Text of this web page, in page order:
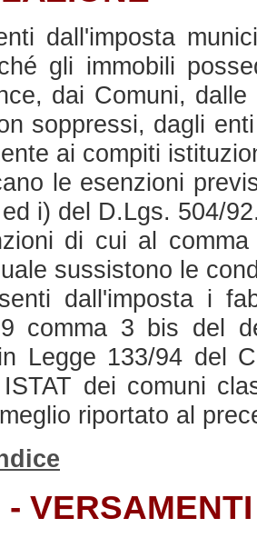
dall'imposta
gli immobili
dai Comuni,
soppressi, dagli
ai compiti
le esenzioni
i) del D.Lgs. 504/
di cui al
sussistono le
dall'imposta i
comma 3 bis del
Legge 133/94 del
dei comuni
riportato al
-